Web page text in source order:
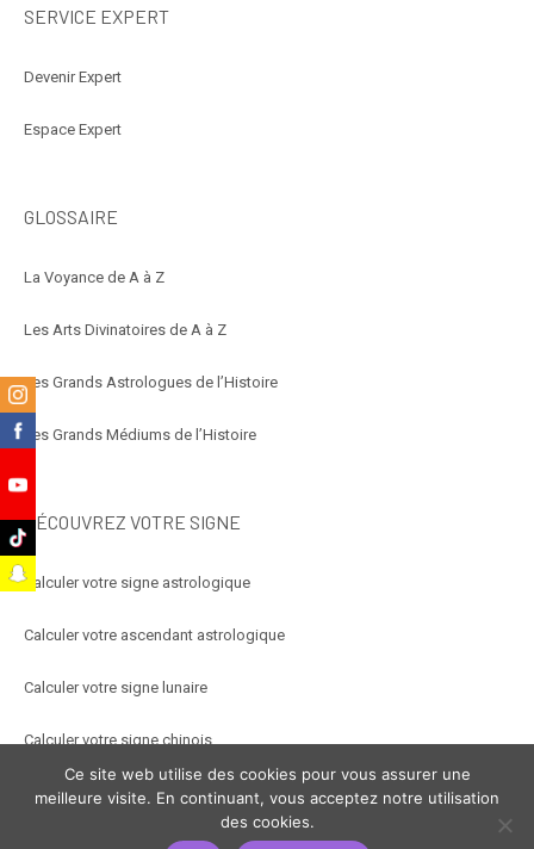
SERVICE EXPERT
Devenir Expert
Espace Expert
GLOSSAIRE
La Voyance de A à Z
Les Arts Divinatoires de A à Z
Les Grands Astrologues de l’Histoire
Les Grands Médiums de l’Histoire
DÉCOUVREZ VOTRE SIGNE
Calculer votre signe astrologique
Calculer votre ascendant astrologique
Calculer votre signe lunaire
Calculer votre signe chinois
Calculer votre signe arabe
Ce site web utilise des cookies pour vous assurer une
meilleure visite. En continuant, vous acceptez notre utilisation
des cookies.